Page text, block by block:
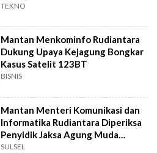
TEKNO
Mantan Menkominfo Rudiantara
Dukung Upaya Kejagung Bongkar
Kasus Satelit 123BT
BISNIS
Mantan Menteri Komunikasi dan
Informatika Rudiantara Diperiksa
Penyidik Jaksa Agung Muda
Tindak Pidana Khusus
SULSEL